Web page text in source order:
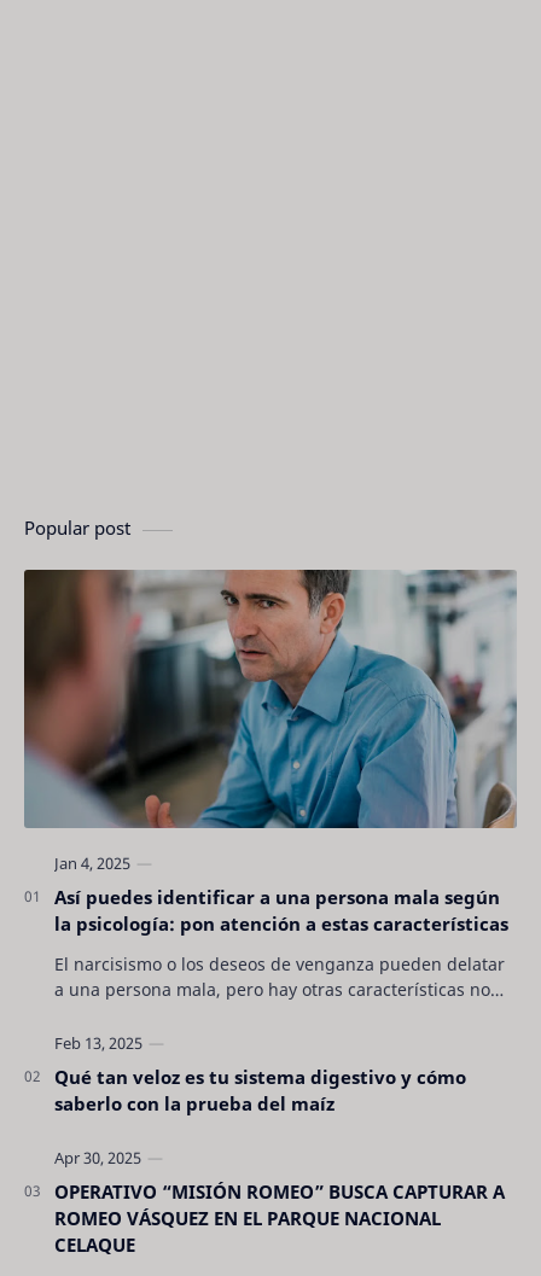
Popular post
Así puedes identificar a una persona mala según
la psicología: pon atención a estas características
El narcisismo o los deseos de venganza pueden delatar
a una persona mala, pero hay otras características no
Qué tan veloz es tu sistema digestivo y cómo
saberlo con la prueba del maíz
OPERATIVO “MISIÓN ROMEO” BUSCA CAPTURAR A
ROMEO VÁSQUEZ EN EL PARQUE NACIONAL
CELAQUE